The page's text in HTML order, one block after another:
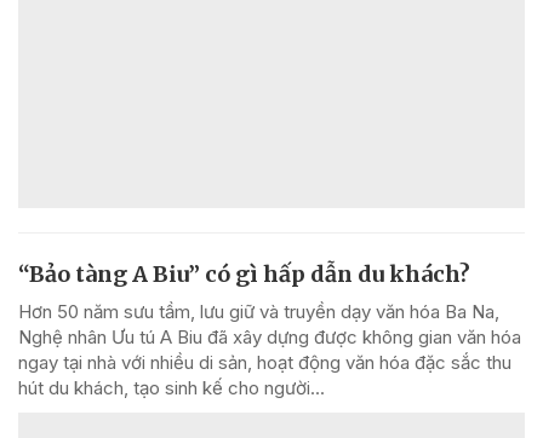
“Bảo tàng A Biu” có gì hấp dẫn du khách?
Hơn 50 năm sưu tầm, lưu giữ và truyền dạy văn hóa Ba Na,
Nghệ nhân Ưu tú A Biu đã xây dựng được không gian văn hóa
ngay tại nhà với nhiều di sản, hoạt động văn hóa đặc sắc thu
hút du khách, tạo sinh kế cho người...